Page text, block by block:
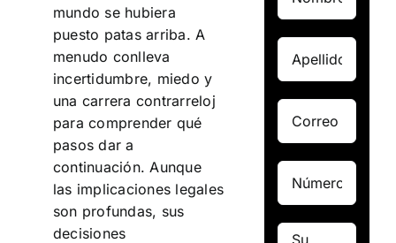
mundo se hubiera
puesto patas arriba. A
menudo conlleva
incertidumbre, miedo y
una carrera contrarreloj
para comprender qué
pasos dar a
continuación. Aunque
las implicaciones legales
son profundas, sus
decisiones